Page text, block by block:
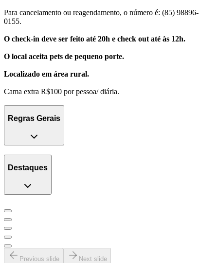
Para cancelamento ou reagendamento, o número é: (85) 98896-
0155.
O check-in deve ser feito até 20h e check out até às 12h.
O local aceita pets de pequeno porte.
Localizado em área rural.
Cama extra R$100 por pessoa/ diária.
Regras Gerais
Destaques
Previous slide Next slide